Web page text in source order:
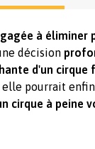
à éliminer
décision
d'un cirque
elle pourrait
cirque à peine